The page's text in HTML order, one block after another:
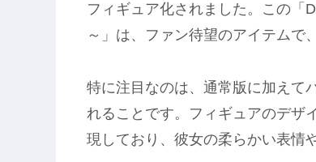
フィギュア化されました。この「
～」は、ファン待望のアイテムで
特に注目なのは、通常版に加えて
れることです。フィギュアのデザ
現しており、彼女の柔らかい表情